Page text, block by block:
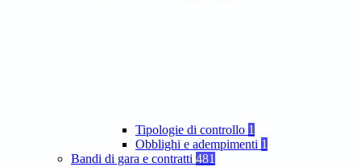
Tipologie di controllo 1
Obblighi e adempimenti 1
Bandi di gara e contratti 481